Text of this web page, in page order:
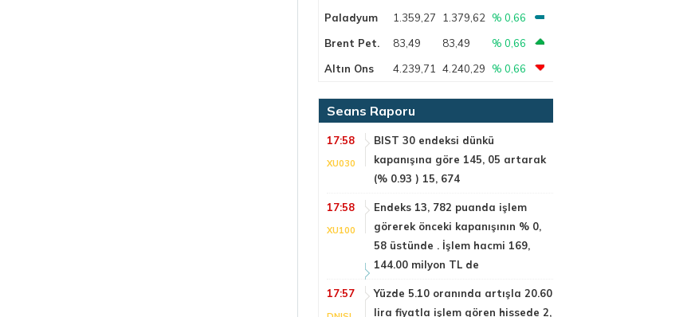
Paladyum
1.359,27 1.379,62
% 0,66
Brent Pet.
83,49 83,49
% 0,66
Altın Ons
4.239,71 4.240,29 % 0,66
Seans Raporu
17:58
XU030
BIST 30 endeksi dünkü
kapanışına göre 145, 05 artarak
(% 0.93 ) 15, 674
17:58
XU100
Endeks 13, 782 puanda işlem
görerek önceki kapanışının % 0,
58 üstünde . İşlem hacmi 169,
144.00 milyon TL de
17:57
Yüzde 5.10 oranında artışla 20.60
lira fiyatla işlem gören hissede 2,